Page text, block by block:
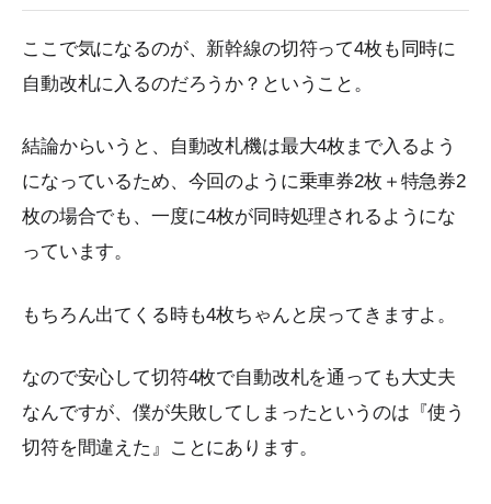
ここで気になるのが、新幹線の切符って4枚も同時に
自動改札に入るのだろうか？ということ。
結論からいうと、自動改札機は最大4枚まで入るよう
になっているため、今回のように乗車券2枚＋特急券2
枚の場合でも、一度に4枚が同時処理されるようにな
っています。
もちろん出てくる時も4枚ちゃんと戻ってきますよ。
なので安心して切符4枚で自動改札を通っても大丈夫
なんですが、僕が失敗してしまったというのは『使う
切符を間違えた』ことにあります。